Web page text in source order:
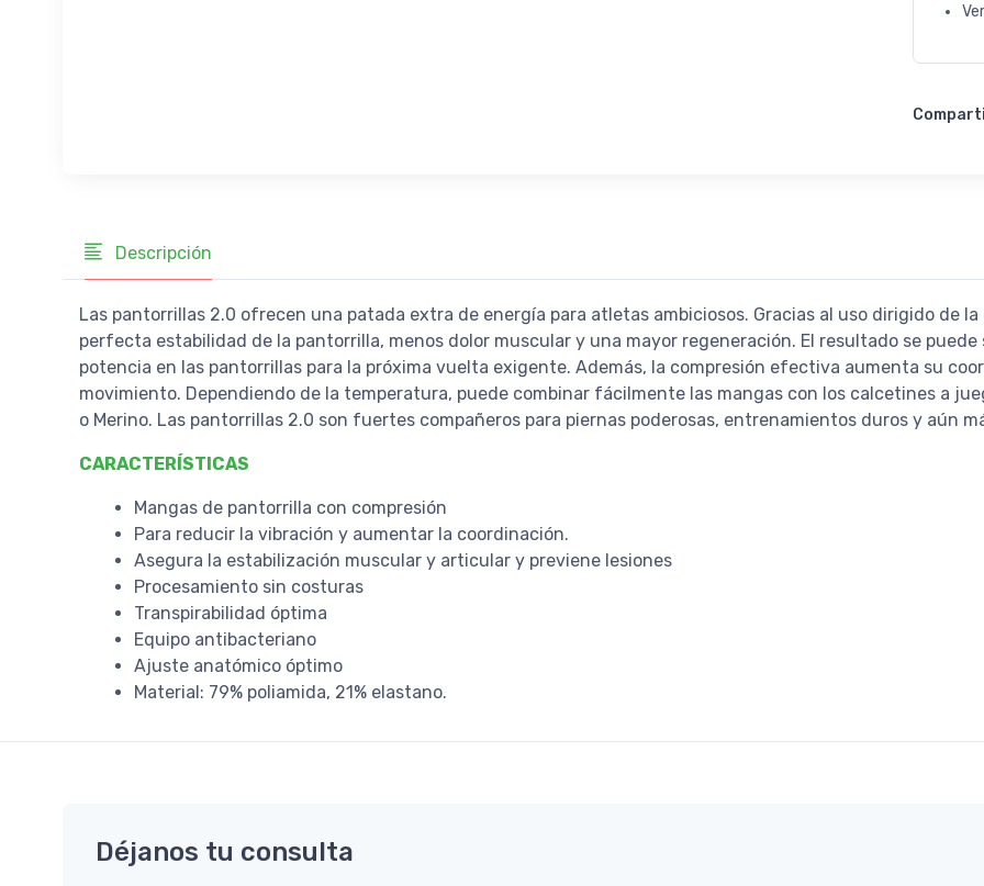
Descripción
Las pantorrillas 2.0 ofrecen una patada extra de energía para atletas ambiciosos. Gracias al uso dirigido de
perfecta estabilidad de la pantorrilla, menos dolor muscular y una mayor regeneración. El resultado se
potencia en las pantorrillas para la próxima vuelta exigente. Además, la compresión efectiva aumenta su
movimiento. Dependiendo de la temperatura, puede combinar fácilmente las mangas con los calcetines a
o Merino. Las pantorrillas 2.0 son fuertes compañeros para piernas poderosas, entrenamientos duros y aún
CARACTERÍSTICAS
Mangas de pantorrilla con compresión
Para reducir la vibración y aumentar la coordinación.
Asegura la estabilización muscular y articular y previene lesiones
Procesamiento sin costuras
Transpirabilidad óptima
Equipo antibacteriano
Ajuste anatómico óptimo
Material: 79% poliamida, 21% elastano.
Déjanos tu consulta